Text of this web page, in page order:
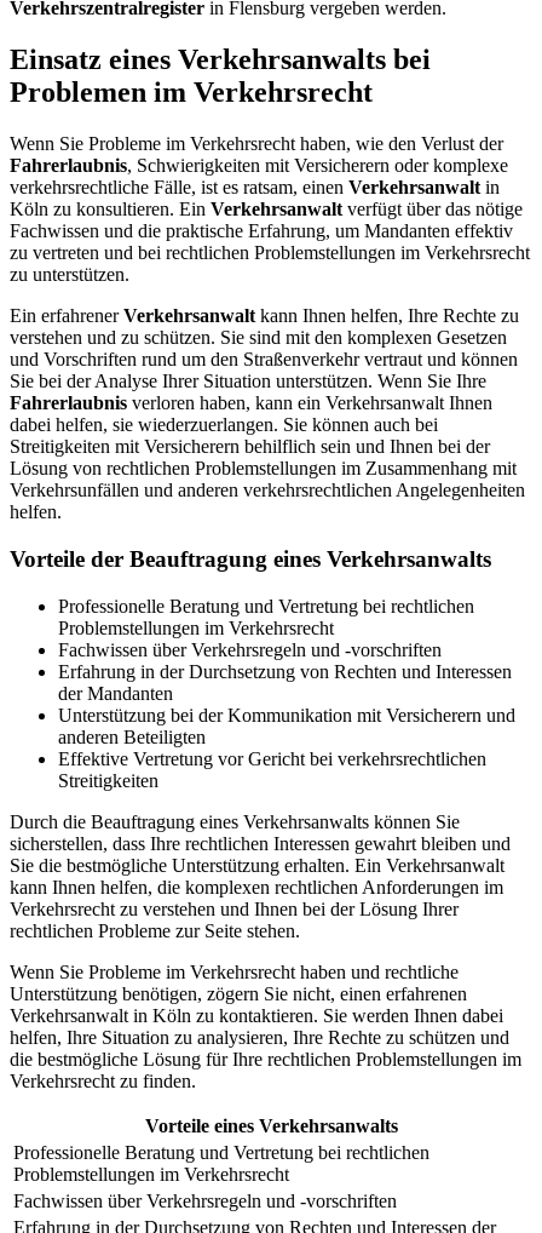
Verkehrszentralregister in Flensburg vergeben werden.
Einsatz eines Verkehrsanwalts bei
Problemen im Verkehrsrecht
Wenn Sie Probleme im Verkehrsrecht haben, wie den Verlust der
Fahrerlaubnis, Schwierigkeiten mit Versicherern oder komplexe
verkehrsrechtliche Fälle, ist es ratsam, einen Verkehrsanwalt in
Köln zu konsultieren. Ein Verkehrsanwalt verfügt über das nötige
Fachwissen und die praktische Erfahrung, um Mandanten effektiv
zu vertreten und bei rechtlichen Problemstellungen im Verkehrsrecht
zu unterstützen.
Ein erfahrenerVerkehrsanwalt kann Ihnen helfen, Ihre Rechte zu
verstehen und zu schützen. Sie sind mit den komplexen Gesetzen
und Vorschriften rund um den Straßenverkehr vertraut und können
Sie bei der Analyse Ihrer Situation unterstützen. Wenn Sie Ihre
Fahrerlaubnis verloren haben, kann ein Verkehrsanwalt Ihnen
dabei helfen, sie wiederzuerlangen. Sie können auch bei
Streitigkeiten mit Versicherern behilflich sein und Ihnen bei der
Lösung von rechtlichen Problemstellungen im Zusammenhang mit
Verkehrsunfällen und anderen verkehrsrechtlichen Angelegenheiten
helfen.
Vorteile der Beauftragung eines Verkehrsanwalts
Professionelle Beratung und Vertretung bei rechtlichen
Problemstellungen im Verkehrsrecht
Fachwissen über Verkehrsregeln und -vorschriften
Erfahrung in der Durchsetzung von Rechten und Interessen
der Mandanten
Unterstützung bei der Kommunikation mit Versicherern und
anderen Beteiligten
Effektive Vertretung vor Gericht bei verkehrsrechtlichen
Streitigkeiten
Durch die Beauftragung eines Verkehrsanwalts können Sie
sicherstellen, dass Ihre rechtlichen Interessen gewahrt bleiben und
Sie die bestmögliche Unterstützung erhalten. Ein Verkehrsanwalt
kann Ihnen helfen, die komplexen rechtlichen Anforderungen im
Verkehrsrecht zu verstehen und Ihnen bei der Lösung Ihrer
rechtlichen Probleme zur Seite stehen.
Wenn Sie Probleme im Verkehrsrecht haben und rechtliche
Unterstützung benötigen, zögern Sie nicht, einen erfahrenen
Verkehrsanwalt in Köln zu kontaktieren. Sie werden Ihnen dabei
helfen, Ihre Situation zu analysieren, Ihre Rechte zu schützen und
die bestmögliche Lösung für Ihre rechtlichen Problemstellungen im
Verkehrsrecht zu finden.
Vorteile eines Verkehrsanwalts
Professionelle Beratung und Vertretung bei rechtlichen
Problemstellungen im Verkehrsrecht
Fachwissen über Verkehrsregeln und -vorschriften
Erfahrung in der Durchsetzung von Rechten und Interessen der